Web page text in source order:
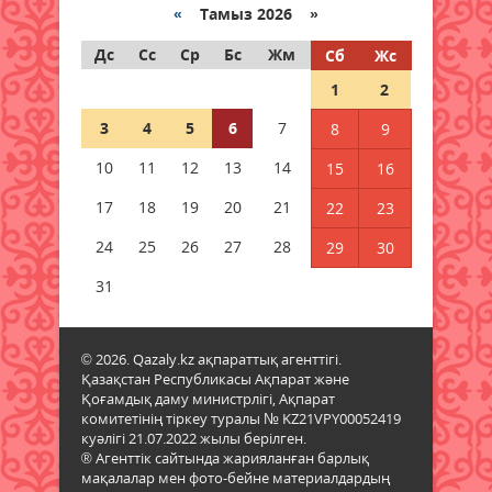
05 тамыз 2026 ж. 136
қаржыландыруды қадағалайтын
платформа іске қосылды
05 тамыз 2026 ж.
Қазгидромет тамызда кей
өңірлерде құрғақшылық қаупі
жоғары екенін болжады
жүргізушісіз көліктер сынақтан
өткізіледі
05 тамыз 2026 ж. 127
Жел күшейіп, найзағай ойнайды:
Синоптиктер алдағы күндері ауа
« Тамыз 2026 »
Дс
Сс Ср Бс Жм Сб
Жс
1
2
3
4 5 6 7 8
9
10
11 12 13 14 15
16
17
18 19 20 21 22
23
24
25 26 27 28 29
30
31
© 2026. Qazaly.kz ақпараттық агенттігі.
Қазақстан Республикасы Ақпарат және
Қоғамдық даму министрлігі, Ақпарат
комитетінің тіркеу туралы № KZ21VPY00052419
куәлігі 21.07.2022 жылы берілген.
® Агенттік сайтында жарияланған барлық
мақалалар мен фото-бейне материалдардың